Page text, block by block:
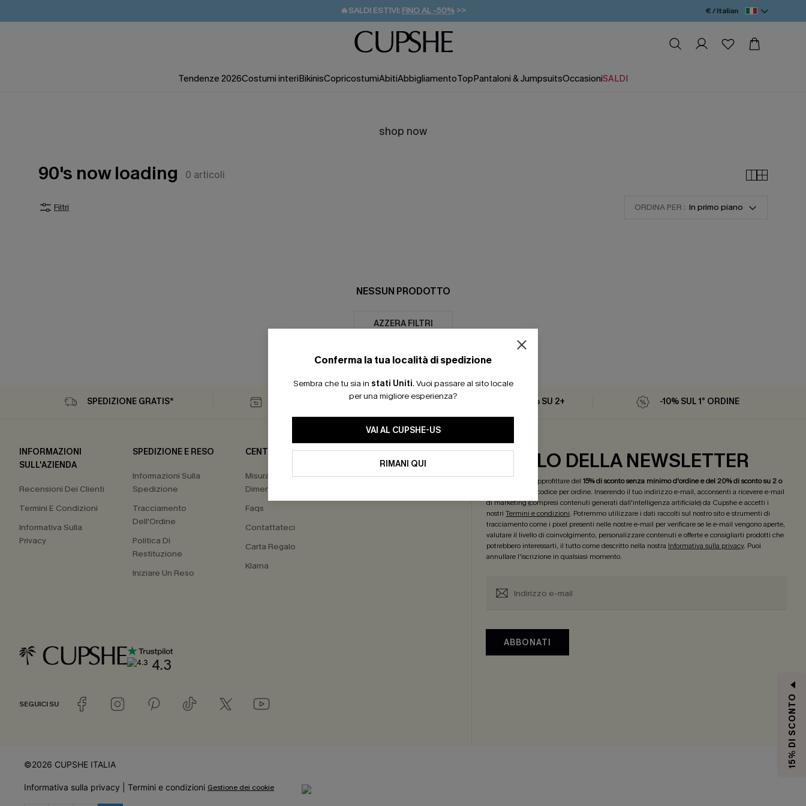
🔥SALDI ESTIVI: FINO AL -50% >>
🚚SPEDIZIONE GRATUITA DA 49€
💌REGALO PER I NUOVI: 20% DI SCONTO*
€ / Italian
Tendenze 2026Costumi interiBikinisCopricostumiAbitiAbbigliamentoTopPantaloni & JumpsuitsOccasioniSALDI
shop now
90's now loading 0 articoli
Filtri ORDINA PER : In primo piano
NESSUN PRODOTTO
AZZERA FILTRI
Conferma la tua località di spedizione
Sembra che tu sia in stati Uniti. Vuoi passare al sito locale
per una migliore esperienza?
VAI AL CUPSHE-US
RIMANI QUI
SPEDIZIONE GRATIS* 30 GIORNI PER IL RESO ISCRIVITI: -15% | 20% SU 2+ -10% SUL 1° ORDINE
INFORMAZIONI
SULL'AZIENDA
Recensioni Dei Clienti
Termini E Condizioni
Informativa Sulla
Privacy
SPEDIZIONE E RESO
Informazioni Sulla
Spedizione
Tracciamento
Dell'Ordine
Politica Di
Restituzione
Iniziare Un Reso
CENTRO SERVIZI
Misura Delle
Dimensioni
Faqs
Contattateci
Carta Regalo
Klarna
4.3
SEGUICI SU
REGALO DELLA NEWSLETTER
Iscriviti ora per approfittare del15% di sconto senza minimo d'ordine e del 20% di sconto su 2 o
! *Un codice per ordine. Inserendo il tuo indirizzo e-mail, acconsenti a ricevere e-mail
di marketing (compresi contenuti generati dall'intelligenza artificiale) da Cupshe e accetti i
nostriTermini e condizioni. Potremmo utilizzare i dati raccolti sul nostro sito e strumenti di
tracciamento come i pixel presenti nelle nostre e-mail per verificare se le e-mail vengono aperte,
valutare il livello di coinvolgimento, personalizzare contenuti e offerte e consigliarti prodotti che
potrebbero interessarti, il tutto come descritto nella nostra Informativa sulla privacy. Puoi
annullare l'iscrizione in qualsiasi momento.
ABBONATI
©2026 CUPSHE ITALIA
Informativa sulla privacy Termini e condizioni Gestione dei cookie
15% DI SCONTO